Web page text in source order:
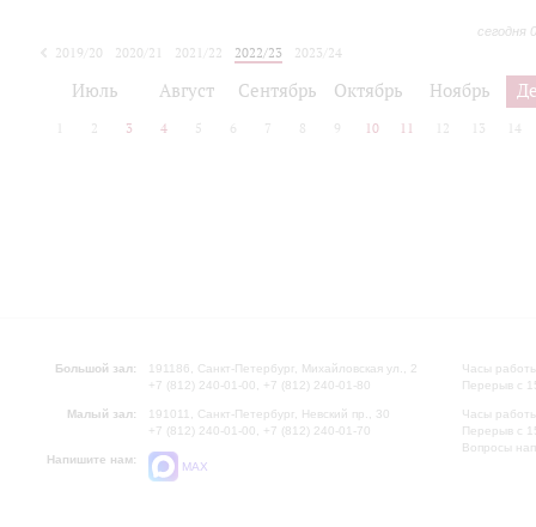
сегодня
2019/20 2020/21 2021/22 2022/23
2023/24
Июль Август Сентябрь Октябрь Ноябрь
2 3 4 5 6 7 8 9 10 11 12 13 14
Большой зал:
191186, Санкт-Петербург, Михайловская ул., 2
+7 (812) 240-01-00, +7 (812) 240-01-80
Малый зал:
191011, Санкт-Петербург, Невский пр., 30
+7 (812) 240-01-00, +7 (812) 240-01-70
Напишите нам:
MAX
Часы
Перерыв с
Часы
Перерыв с
Вопросы